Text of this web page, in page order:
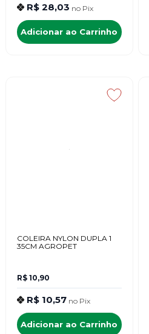
R$ 28,03 no Pix
Adicionar ao Carrinho
COLEIRA NYLON DUPLA 1
35CM AGROPET
R$ 10,90
R$ 10,57 no Pix
Adicionar ao Carrinho